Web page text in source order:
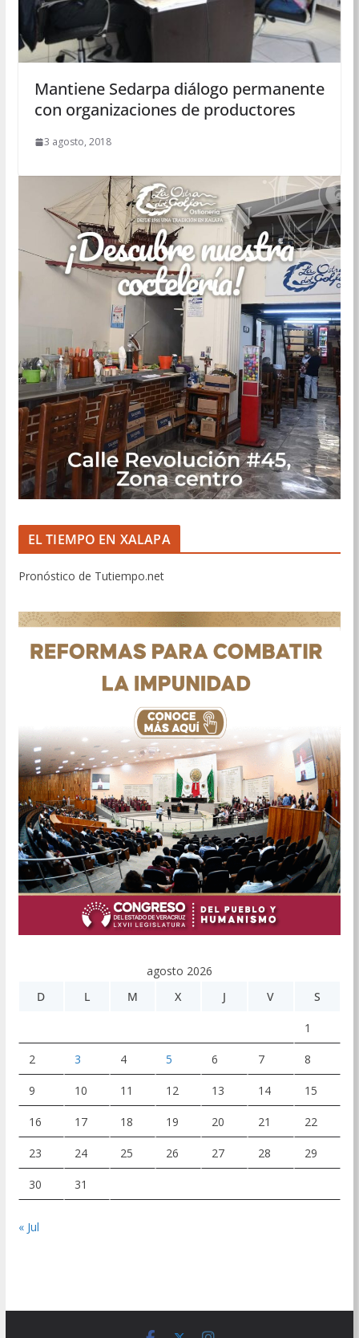
Mantiene Sedarpa diálogo permanente
con organizaciones de productores
3 agosto, 2018
EL TIEMPO EN XALAPA
Pronóstico de Tutiempo.net
agosto 2026
D
L M X J V S
1
2 3 4 5 6 7 8
9 10 11 12 13 14 15
16 17 18 19 20 21 22
23 24 25 26 27 28 29
30 31
« Jul